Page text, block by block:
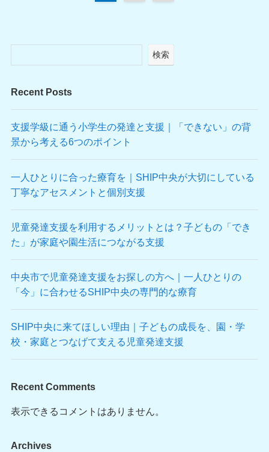
検索
Recent Posts
支援学級に通う小学生の発達と支援｜「できない」の背
景から考える6つのポイント
一人ひとりに合った療育を｜SHIP中央が大切にしている
丁寧なアセスメントと個別支援
児童発達支援を利用するメリットとは？子どもの「でき
た」が家庭や園生活につながる支援
中央市で児童発達支援をお探しの方へ｜一人ひとりの
「今」に合わせるSHIP中央の専門的な療育
SHIP中央に来てほしい理由｜子どもの成長を、園・学
校・家庭とつなげて支える児童発達支援
Recent Comments
表示できるコメントはありません。
Archives